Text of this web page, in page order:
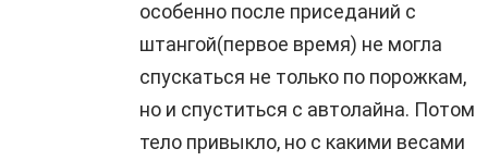
особенно после приседаний с
штангой(первое время) не могла
спускаться не только по порожкам,
но и спуститься с автолайна. Потом
тело привыкло, но с какими весами